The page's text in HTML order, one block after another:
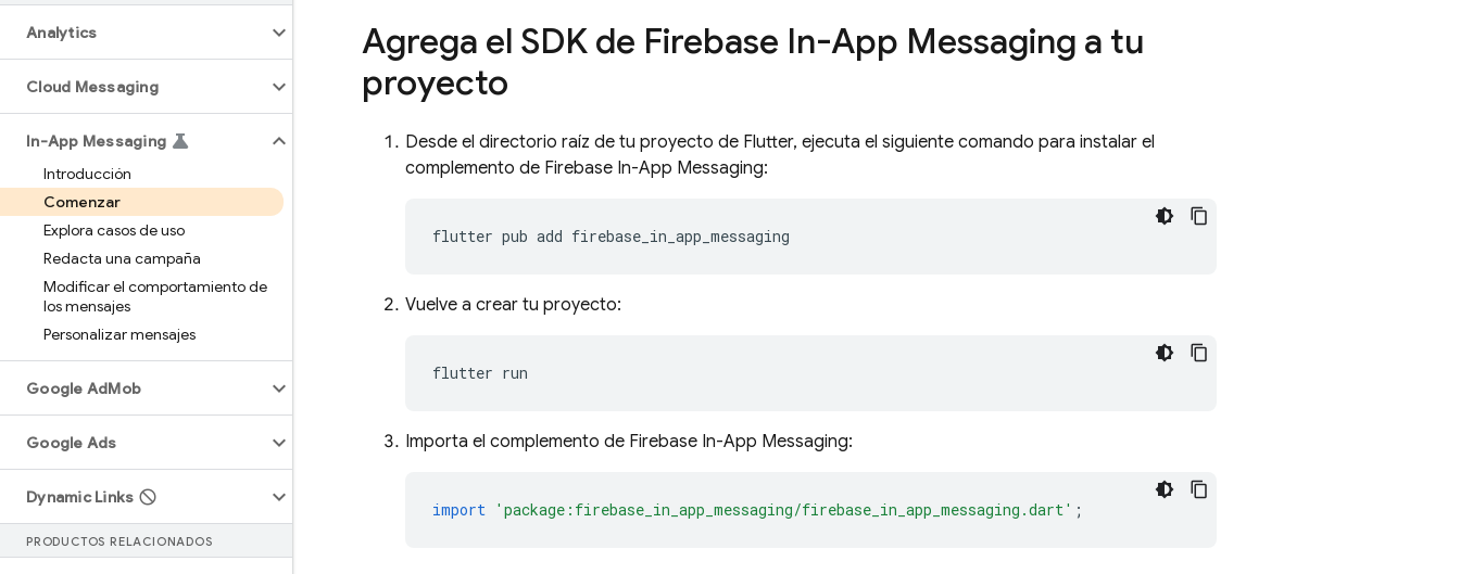
Analytics
Cloud Messaging
In-App Messaging
Introducción
Comenzar
Explora casos de uso
Redacta una campaña
Modificar el comportamiento de
los mensajes
Personalizar mensajes
Google AdMob
Google Ads
Dynamic Links
PRODUCTOS RELACIONADOS
Agrega el SDK de Firebase In-App Messaging a tu
proyecto
Desde el directorio raíz de tu proyecto de Flutter, ejecuta el siguiente comando para instalar el
complemento de Firebase In-App Messaging:
flutter pub add
Vuelve a crear tu proyecto:
flutter
Importa el complemento de Firebase In-App Messaging:
import 'package:firebase_in_app_messaging/firebase_in_app_messaging.dart' ;